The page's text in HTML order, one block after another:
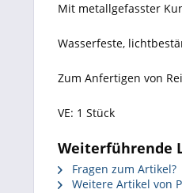
Mit metallgefasster
Wasserfeste,
Zum Anfertigen von
VE: 1 Stück
Weiterführende
Fragen zum Artikel?
Weitere Artikel von